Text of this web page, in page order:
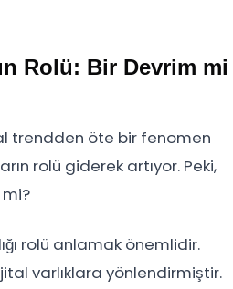
Rolü: Bir Devrim mi
trendden öte bir fenomen
rolü giderek artıyor. Peki,
rolü anlamak önemlidir.
varlıklara yönlendirmiştir.